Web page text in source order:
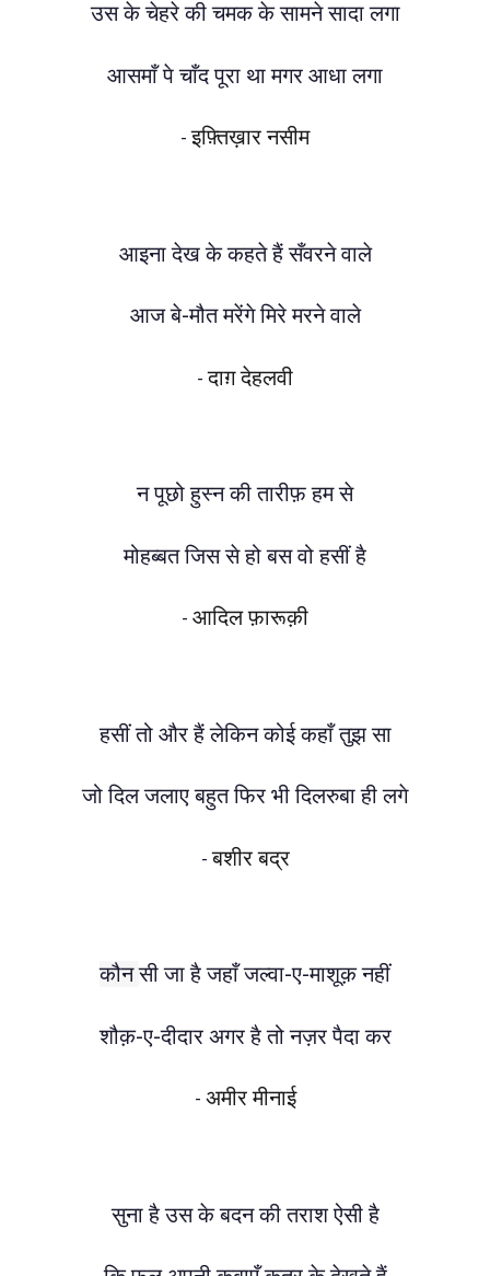
उस के चेहरे की चमक के सामने सादा लगा
आसमाँ पे चाँद पूरा था मगर आधा लगा
-इफ़्तिख़ार नसीम
आइना देख के कहते हैं सँवरने वाले
आज बे-मौत मरेंगे मिरे मरने वाले
-दाग़ देहलवी
न पूछो हुस्न की तारीफ़ हम से
मोहब्बत जिस से हो बस वो हसीं है
- आदिल फ़ारूक़ी
हसीं तो और हैं लेकिन कोई कहाँ तुझ सा
जो दिल जलाए बहुत फिर भी दिलरुबा ही लगे
-बशीर बद्र
कौनसी जा है जहाँ जल्वा-ए-माशूक़ नहीं
शौक़-ए-दीदार अगर है तो नज़र पैदा कर
- अमीर मीनाई
सुना है उस के बदन की तराश ऐसी है